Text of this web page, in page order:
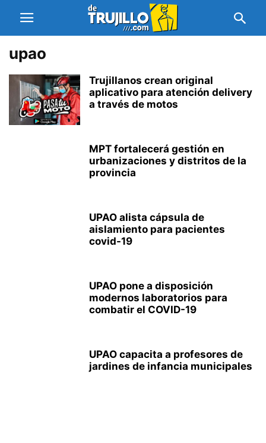
upao
Trujillanos crean original
aplicativo para atención delivery
a través de motos
MPT fortalecerá gestión en
urbanizaciones y distritos de la
provincia
UPAO alista cápsula de
aislamiento para pacientes
covid-19
UPAO pone a disposición
modernos laboratorios para
combatir el COVID-19
UPAO capacita a profesores de
jardines de infancia municipales